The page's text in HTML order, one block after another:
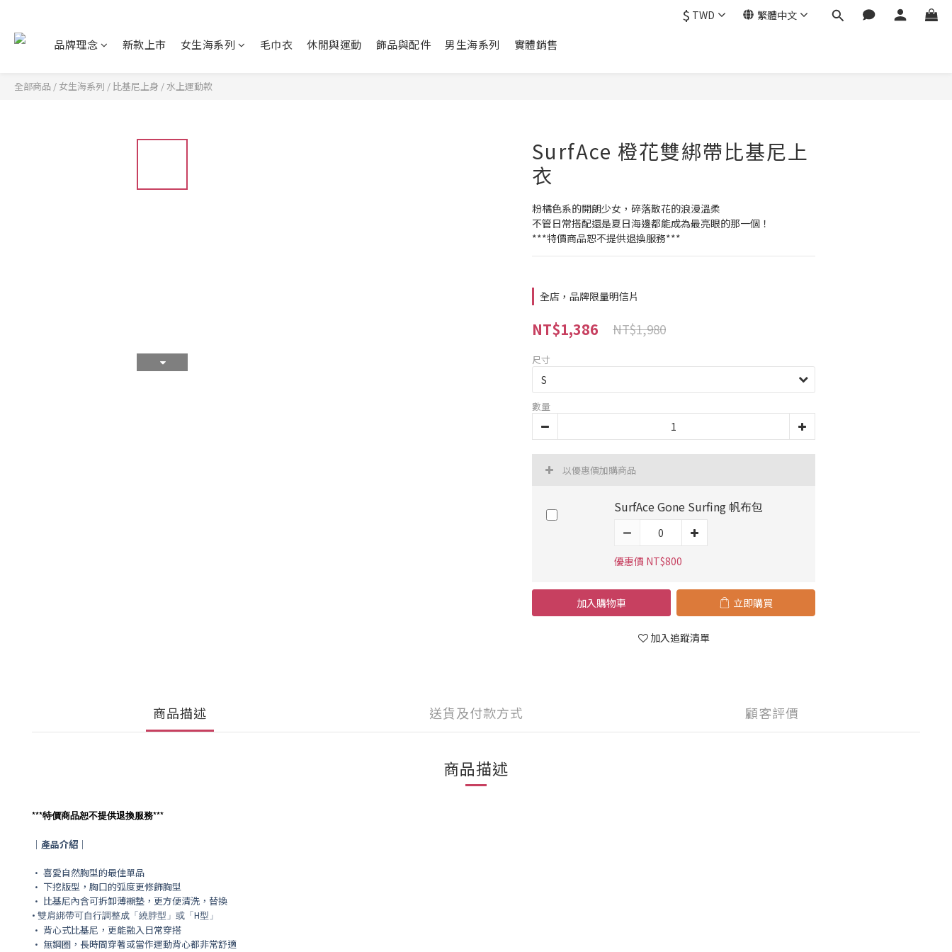
$ TWD 繁體中文
品牌理念 新款上市 女生海系列 毛巾衣 休閒與運動 飾品與配件 男生海系列 實體銷售
全部商品 / 女生海系列 / 比基尼上身 / 水上運動款
SurfAce 橙花雙綁帶比基尼上
衣
粉橘色系的開朗少女，碎落散花的浪漫溫柔
不管日常搭配還是夏日海邊都能成為最亮眼的那一個！
***特價商品恕不提供退換服務***
全店，品牌限量明信片
NT$1,386 NT$1,980
尺寸
數量
以優惠價加購商品
SurfAce Gone Surfing 帆布包
優惠價 NT$800
加入購物車 立即購買
加入追蹤清單
商品描述 送貨及付款方式 顧客評價
商品描述
***特價商品恕不提供退換服務***
｜產品介紹｜
• 喜愛自然胸型的最佳單品
• 下挖版型，胸口的弧度更修飾胸型
• 比基尼內含可拆卸薄襯墊，更方便清洗，替換
• 雙肩綁帶可自行調整成「繞脖型」或「H型」
• 背心式比基尼，更能融入日常穿搭
• 無鋼圈，長時間穿著或當作運動背心都非常舒適